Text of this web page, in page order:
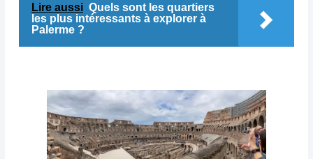
Lire aussi Quels sont les quartiers
les plus intéressants à explorer à
Palerme ?